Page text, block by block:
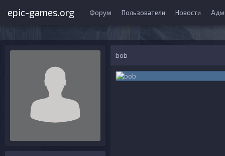
epic-games.org Форум Пользователи Новости
bob